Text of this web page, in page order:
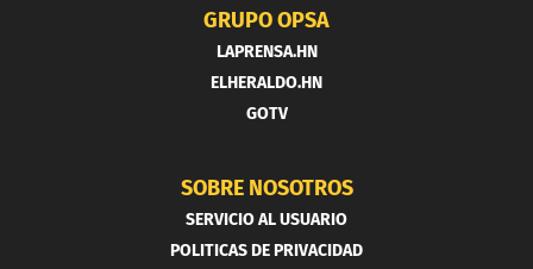
GRUPO OPSA
LAPRENSA.HN
ELHERALDO.HN
GOTV
SOBRE NOSOTROS
SERVICIO AL USUARIO
POLITICAS DE PRIVACIDAD